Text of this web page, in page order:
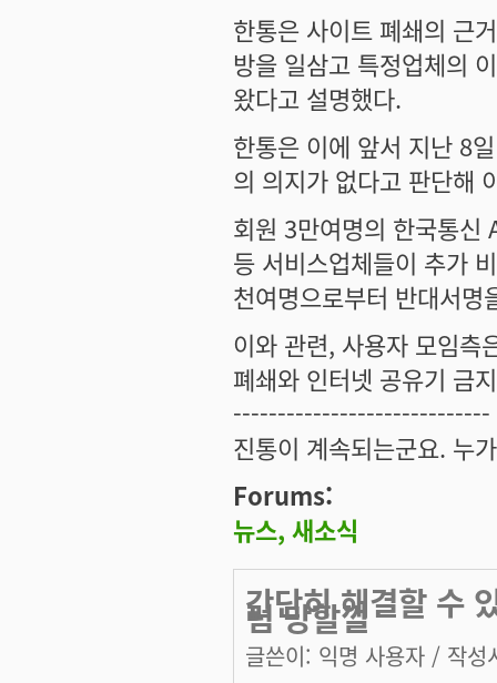
한통은 사이트 폐쇄의 근
방을 일삼고 특정업체의
왔다고 설명했다.
한통은 이에 앞서 지난 8
의 의지가 없다고 판단해
회원 3만여명의 한국통신
등 서비스업체들이 추가
천여명으로부터 반대서명
이와 관련, 사용자 모임
폐쇄와 인터넷 공유기 금
-----------------------------
진통이 계속되는군요. 누
Forums:
뉴스, 새소식
간단히 해결할 수
럼 망할껄
글쓴이: 익명 사용자 / 작성